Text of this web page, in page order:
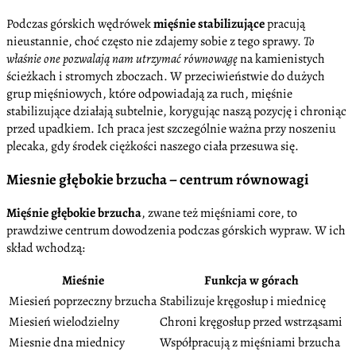
Podczas górskich wędrówekmięśnie stabilizującepracują
nieustannie, choć często nie zdajemy sobie z tego sprawy.To
właśnie one pozwalają nam utrzymać równowagęna kamienistych
ścieżkach i stromych zboczach. W przeciwieństwie do dużych
grup mięśniowych, które odpowiadają za ruch, mięśnie
stabilizujące działają subtelnie, korygując naszą pozycję i chroniąc
przed upadkiem. Ich praca jest szczególnie ważna przy noszeniu
plecaka, gdy środek ciężkości naszego ciała przesuwa się.
Miesnie głębokie brzucha – centrum równowagi
Mięśnie głębokie brzucha, zwane też mięśniami core, to
prawdziwe centrum dowodzenia podczas górskich wypraw. W ich
skład wchodzą:
Mieśnie
Funkcja w górach
Miesień poprzeczny brzucha Stabilizuje kręgosłup i miednicę
Miesień wielodzielny
Chroni kręgosłup przed wstrząsami
Miesnie dna miednicy
Współpracują z mięśniami brzucha